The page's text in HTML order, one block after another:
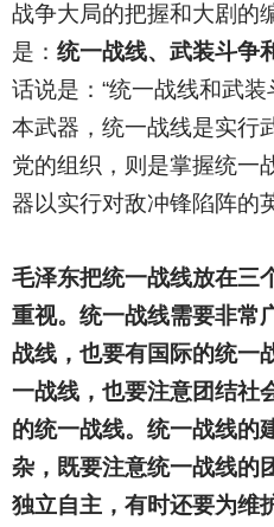
战争大局的把握和大剧的
是： 统一战线、武装斗争
话说是：“统一战线和武
本武器，统一战线是实行
党的组织，则是掌握统一
器以实行对敌冲锋陷阵的
毛泽东把统一战线放在三
重视。统一战线需要非常
战线，也要有国际的统一
一战线，也要注意团结社
的统一战线。统一战线的
杂，既要注意统一战线的
独立自主，有时还要为维